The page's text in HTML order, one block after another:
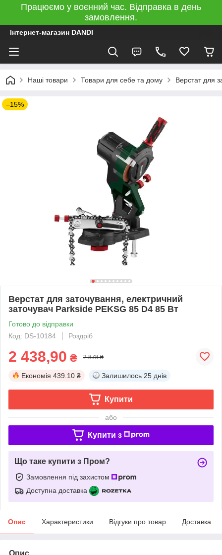
Працюємо у воєнний час. Відправка в день
замовлення.
Інтернет-магазин DANDI
Наші товари Товари для себе та дому Верстат для
–15%
Верстат для заточування, електричний
заточувач Parkside PEKSG 85 D4 85 Вт
Готово до відправки
Код: DS-10184
Роздріб
2 438,90 ₴ 2 878 ₴
Економія 439.10 ₴ Залишилось 25 днів
Купити
або
Купити з
Що таке купити з Пром?
Замовлення під захистом
Доступна доставка
Опис Характеристики Відгуки про товар Доставка
Опис